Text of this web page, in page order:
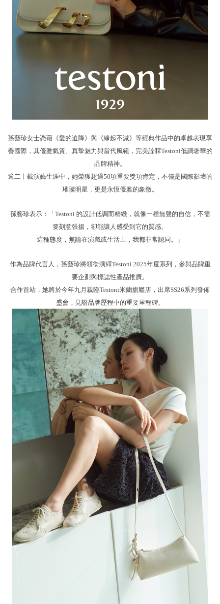
孫藝珍女士憑藉《愛的迫降》與《緣起不滅》等經典作品中的卓越表現享
譽國際，其優雅氣質、真摯魅力與當代風範，完美詮釋Testoni低調奢華的
品牌精神。
逾二十載演藝生涯中，她榮獲超過50項重要獎項肯定，不僅是國際影壇的
璀璨明星，更是永恆優雅的象徵。
孫藝珍表示：「Testoni 的設計低調而精緻，就像一種無聲的自信，不需
要刻意張揚，卻能讓人感受到它的質感。
這種態度，無論在演戲或生活上，我都非常認同。」
作為品牌代言人 ，孫藝珍將領銜演繹Testoni 2025年度系列，參與品牌重
要企劃與標誌性產品推廣。
合作首站，她將於今年九月親臨Testoni米蘭旗艦店，出席SS26系列發佈
盛會，見證品牌歷程中的重要里程碑。